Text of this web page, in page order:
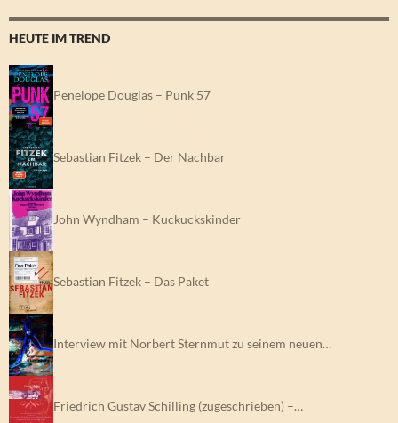
HEUTE IM TREND
Penelope Douglas – Punk 57
Sebastian Fitzek – Der Nachbar
John Wyndham – Kuckuckskinder
Sebastian Fitzek – Das Paket
Interview mit Norbert Sternmut zu seinem neuen…
Friedrich Gustav Schilling (zugeschrieben) –…